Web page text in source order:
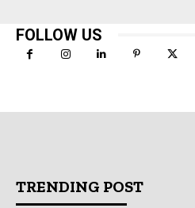
FOLLOW US
TRENDING POST